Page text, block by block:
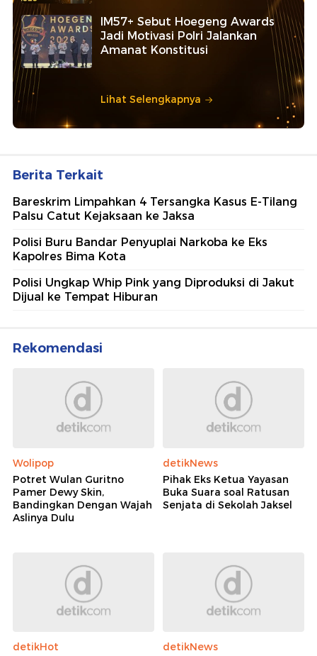
IM57+ Sebut Hoegeng Awards
Jadi Motivasi Polri Jalankan
Amanat Konstitusi
Lihat Selengkapnya
Berita Terkait
Bareskrim Limpahkan 4 Tersangka Kasus E-Tilang
Palsu Catut Kejaksaan ke Jaksa
Polisi Buru Bandar Penyuplai Narkoba ke Eks
Kapolres Bima Kota
Polisi Ungkap Whip Pink yang Diproduksi di Jakut
Dijual ke Tempat Hiburan
Rekomendasi
Wolipop
Potret Wulan Guritno
Pamer Dewy Skin,
Bandingkan Dengan Wajah
Aslinya Dulu
detikNews
Pihak Eks Ketua Yayasan
Buka Suara soal Ratusan
Senjata di Sekolah Jaksel
detikHot
detikNews